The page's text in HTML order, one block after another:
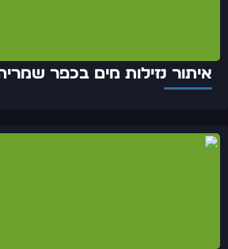
איתור נזילות מים בכפר שמריהו